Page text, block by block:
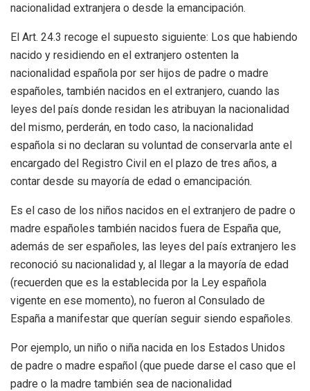
nacionalidad extranjera o desde la emancipación.
El Art. 24.3 recoge el supuesto siguiente: Los que habiendo
nacido y residiendo en el extranjero ostenten la
nacionalidad española por ser hijos de padre o madre
españoles, también nacidos en el extranjero, cuando las
leyes del país donde residan les atribuyan la nacionalidad
del mismo, perderán, en todo caso, la nacionalidad
española si no declaran su voluntad de conservarla ante el
encargado del Registro Civil en el plazo de tres años, a
contar desde su mayoría de edad o emancipación.
Es el caso de los niños nacidos en el extranjero de padre o
madre españoles también nacidos fuera de España que,
además de ser españoles, las leyes del país extranjero les
reconoció su nacionalidad y, al llegar a la mayoría de edad
(recuerden que es la establecida por la Ley española
vigente en ese momento), no fueron al Consulado de
España a manifestar que querían seguir siendo españoles.
Por ejemplo, un niño o niña nacida en los Estados Unidos
de padre o madre español (que puede darse el caso que el
padre o la madre también sea de nacionalidad